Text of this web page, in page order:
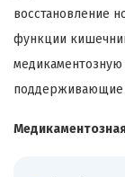
восстановление
функции